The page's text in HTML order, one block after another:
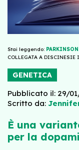
Stai leggendo:
COLLEGATA A DISCINESIE
GENETICA
Pubblicato il: 29/
Scritto da:
È una
per la